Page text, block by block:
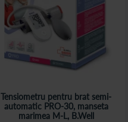
Tensiometru pentru brat semi-
automatic PRO-30, manseta
marimea M-L, B.Well